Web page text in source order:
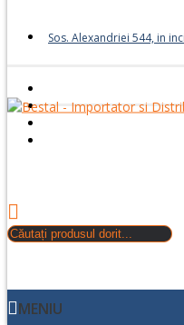
Sos. Alexandriei 544, in
MENIU